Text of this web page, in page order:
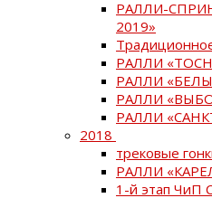
РАЛЛИ-
2019»
РАЛЛИ
РАЛЛИ
РАЛЛИ
РАЛЛИ
2018
трековые
РАЛЛИ
1-й этап ЧиП